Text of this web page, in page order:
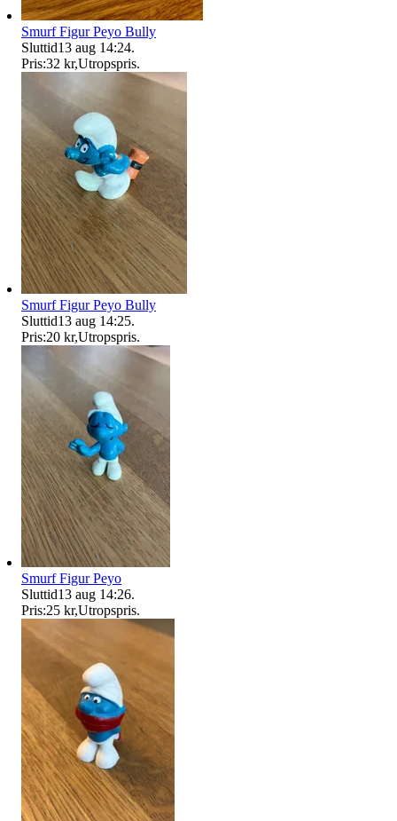
Smurf Figur Peyo Bully
Sluttid13 aug 14:24.
Pris:32 kr,Utropspris.
Smurf Figur Peyo Bully
Sluttid13 aug 14:25.
Pris:20 kr,Utropspris.
Smurf Figur Peyo
Sluttid13 aug 14:26.
Pris:25 kr,Utropspris.